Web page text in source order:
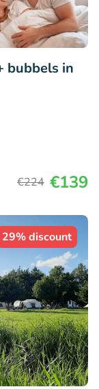
bubbels in
€224 €139
29% discount